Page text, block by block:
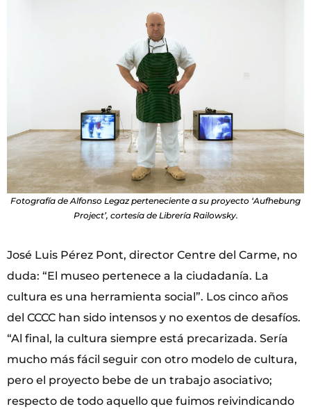
Fotografía de Alfonso Legaz perteneciente a su proyecto ‘Aufhebung
Project’, cortesía de Librería Railowsky.
José Luis Pérez Pont, director Centre del Carme, no
duda: “El museo pertenece a la ciudadanía. La
cultura es una herramienta social”. Los cinco años
del CCCC han sido intensos y no exentos de desafíos.
“Al final, la cultura siempre está precarizada. Sería
mucho más fácil seguir con otro modelo de cultura,
pero el proyecto bebe de un trabajo asociativo;
respecto de todo aquello que fuimos reivindicando